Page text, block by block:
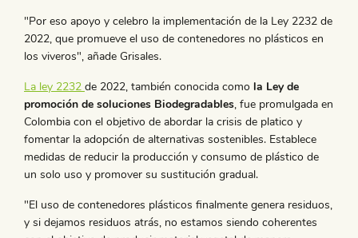
"Por eso apoyo y celebro la implementación de la Ley 2232 de
2022, que promueve el uso de contenedores no plásticos en
los viveros", añade Grisales.
La ley 2232 de 2022, también conocida como la Ley de
promoción de soluciones Biodegradables, fue promulgada en
Colombia con el objetivo de abordar la crisis de platico y
fomentar la adopción de alternativas sostenibles. Establece
medidas de reducir la producción y consumo de plástico de
un solo uso y promover su sustitución gradual.
"El uso de contenedores plásticos finalmente genera residuos,
y si dejamos residuos atrás, no estamos siendo coherentes